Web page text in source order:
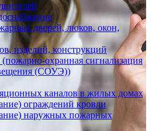
дверей, люков, окон,
изделий, конструкций
охранная сигнализация
(СОУЭ))
каналов в жилых домах
ограждений кровли
наружных пожарных